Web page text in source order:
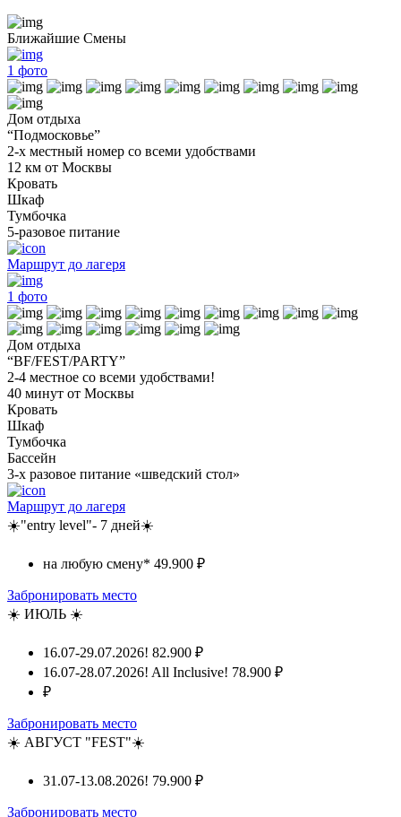
Ближайшие Смены
1 фото
Дом отдыха
“Подмосковье”
2-х местный номер со всеми удобствами
12 км от Москвы
Кровать
Шкаф
Тумбочка
5-разовое питание
Маршрут до лагеря
1 фото
Дом отдыха
“BF/FEST/PARTY”
2-4 местное со всеми удобствами!
40 минут от Москвы
Кровать
Шкаф
Тумбочка
Бассейн
3-х разовое питание «шведский стол»
Маршрут до лагеря
☀️"entry level"- 7 дней☀️
на любую смену* 49.900 ₽
Забронировать место
☀️ ИЮЛЬ ☀️
16.07-29.07.2026! 82.900 ₽
16.07-28.07.2026! All Inclusive! 78.900 ₽
₽
Забронировать место
☀️ АВГУСТ "FEST"☀️
31.07-13.08.2026! 79.900 ₽
Забронировать место